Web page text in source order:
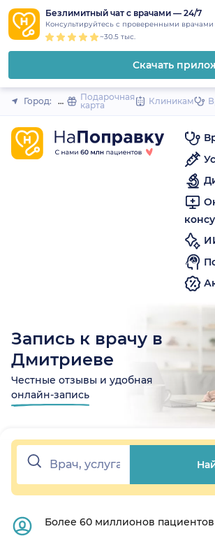
to
Безлимитный чат с врачами — 24/7
Консультируйтесь с проверенными
~30.5 тыс.
Скачать
Закрыть
Город: ДмитриевПодарочная
карта
Клиникам
Запись к врачу в
Дмитриеве
Честные отзывы и удобная
онлайн-запись
Более 60 миллионов